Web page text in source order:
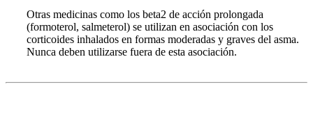
Otras medicinas como los beta2 de acción prolongada
(formoterol, salmeterol) se utilizan en asociación con los
corticoides inhalados en formas moderadas y graves del asma.
Nunca deben utilizarse fuera de esta asociación.